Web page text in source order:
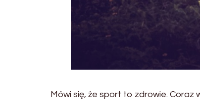
Mówi się, że sport to zdrowie. Coraz